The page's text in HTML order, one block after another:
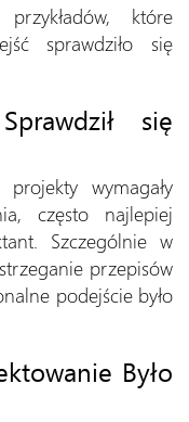
które
sprawdziło się
się
wymagały
często najlepiej
Szczególnie w
przepisów
podejście było
Było